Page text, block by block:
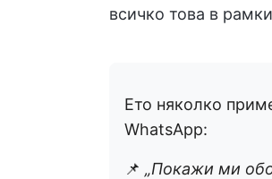
всичко това в
Ето няколко
WhatsApp:
📌 „Покажи ми